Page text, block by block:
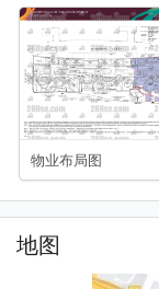
物业布局图
地图